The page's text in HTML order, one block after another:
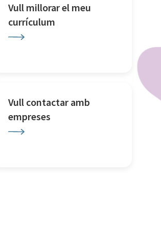
Vull millorar el meu
currículum
Vull contactar amb
empreses